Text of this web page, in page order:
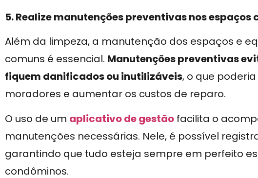
5. Realize manutenções preventivas nos espaços
Além da limpeza, a manutenção dos espaços e
comuns é essencial. Manutenções preventivas
fiquem danificados ou inutilizáveis, o que
moradores e aumentar os custos de reparo.
O uso de um aplicativo de gestão facilita o
manutenções necessárias. Nele, é possível
garantindo que tudo esteja sempre em perfeito
condôminos.